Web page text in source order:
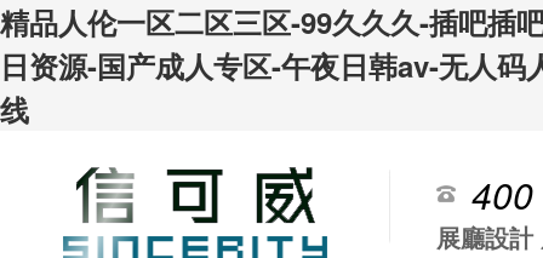
精品人伦一区二区三区-99久久久-插吧插
日资源-国产成人专区-午夜日韩av-无人
线
展廳設計